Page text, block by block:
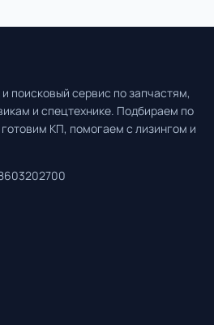
поисковый сервис по запчастям,
и спецтехнике. Подбираем по
КП, помогаем с лизингом и